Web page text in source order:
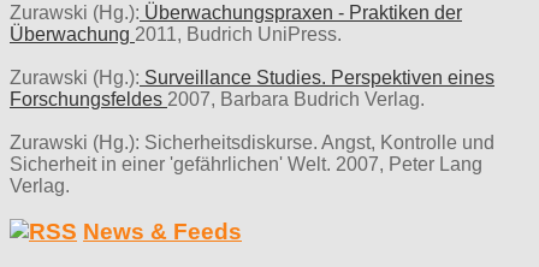
Zurawski (Hg.): Überwachungspraxen - Praktiken der
Überwachung 2011, Budrich UniPress.
Zurawski (Hg.): Surveillance Studies. Perspektiven eines
Forschungsfeldes 2007, Barbara Budrich Verlag.
Zurawski (Hg.): Sicherheitsdiskurse. Angst, Kontrolle und
Sicherheit in einer 'gefährlichen' Welt. 2007, Peter Lang
Verlag.
News & Feeds